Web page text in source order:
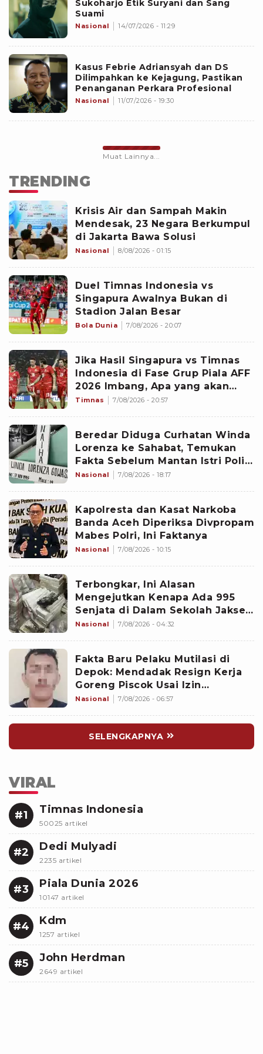
Sukoharjo Etik Suryani dan Sang
Suami
Nasional 14/07/2026 - 11:29
Kasus Febrie Adriansyah dan DS
Dilimpahkan ke Kejagung, Pastikan
Penanganan Perkara Profesional
Nasional 11/07/2026 - 19:30
Muat Lainnya...
TRENDING
Krisis Air dan Sampah Makin
Mendesak, 23 Negara Berkumpul
di Jakarta Bawa Solusi
Nasional 8/08/2026 - 01:15
Duel Timnas Indonesia vs
Singapura Awalnya Bukan di
Stadion Jalan Besar
Bola Dunia 7/08/2026 - 20:07
Jika Hasil Singapura vs Timnas
Indonesia di Fase Grup Piala AFF
2026 Imbang, Apa yang akan
Terjadi?
Timnas 7/08/2026 - 20:57
Beredar Diduga Curhatan Winda
Lorenza ke Sahabat, Temukan
Fakta Sebelum Mantan Istri Polisi
di Medan Tewas
Nasional 7/08/2026 - 18:17
Kapolresta dan Kasat Narkoba
Banda Aceh Diperiksa Divpropam
Mabes Polri, Ini Faktanya
Nasional 7/08/2026 - 10:15
Terbongkar, Ini Alasan
Mengejutkan Kenapa Ada 995
Senjata di Dalam Sekolah Jaksel
Sejak 2020
Nasional 7/08/2026 - 04:32
Fakta Baru Pelaku Mutilasi di
Depok: Mendadak Resign Kerja
Goreng Piscok Usai Izin
Interview di Mal
Nasional 7/08/2026 - 06:57
SELENGKAPNYA
VIRAL
#1 Timnas Indonesia
50025 artikel
#2 Dedi Mulyadi
2235 artikel
#3 Piala Dunia 2026
10147 artikel
#4 Kdm
1257 artikel
#5 John Herdman
2649 artikel